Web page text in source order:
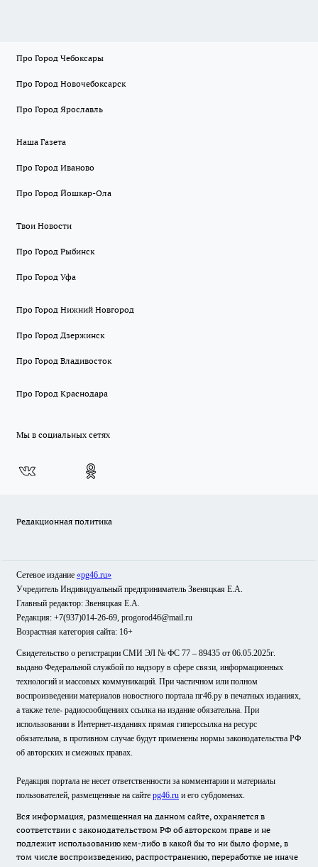
Про Город Чебоксары
Про Город Новочебоксарск
Про Город Ярославль
Наша Газета
Про Город Иваново
Про Город Йошкар-Ола
Твои Новости
Про Город Рыбинск
Про Город Уфа
Про Город Нижний Новгород
Про Город Дзержинск
Про Город Владивосток
Про Город Краснодара
Мы в социальных сетях
Редакционная политика
Сетевое издание «pg46.ru»
Учредитель Индивидуальный предприниматель Звеняцкая Е.А.
Главный редактор: Звеняцкая Е.А.
Редакция: +7(937)014-26-69, progorod46@mail.ru
Возрастная категория сайта: 16+
Свидетельство о регистрации СМИ ЭЛ № ФС 77 – 89435 от 06.05.2025г.
выдано Федеральной службой по надзору в сфере связи, информационных
технологий и массовых коммуникаций. При частичном или полном
воспроизведении материалов новостного портала пг46.ру в печатных изданиях,
а также теле- радиосообщениях ссылка на издание обязательна. При
использовании в Интернет-изданиях прямая гиперссылка на ресурс
обязательна, в противном случае будут применены нормы законодательства РФ
об авторских и смежных правах.
Редакция портала не несет ответственности за комментарии и материалы
пользователей, размещенные на сайте pg46.ru и его субдоменах.
Вся информация, размещенная на данном сайте, охраняется в
соответствии с законодательством РФ об авторском праве и не
подлежит использованию кем-либо в какой бы то ни было форме, в
том числе воспроизведению, распространению, переработке не иначе